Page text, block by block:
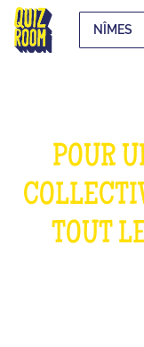
NÎMES
POUR
TOUT